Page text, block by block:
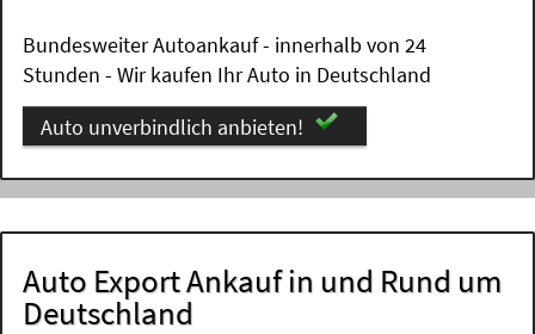
Bundesweiter Autoankauf - innerhalb von 24
Stunden - Wir kaufen Ihr Auto in Deutschland
Auto unverbindlich anbieten!
Auto Export Ankauf in und Rund um
Deutschland